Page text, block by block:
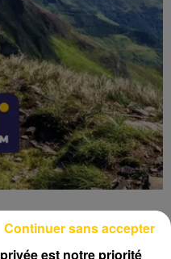
est notre priorité
Continuer sans accepter